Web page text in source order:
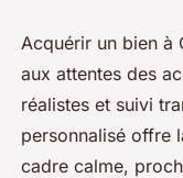
Acquérir un bien à
aux attentes des
réalistes et suivi
personnalisé offre
cadre calme,